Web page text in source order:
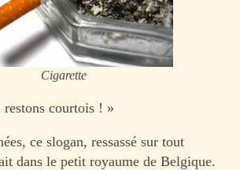
Cigarette
restons courtois ! »
ce slogan, ressassé sur tout
dans le petit royaume de Belgique.